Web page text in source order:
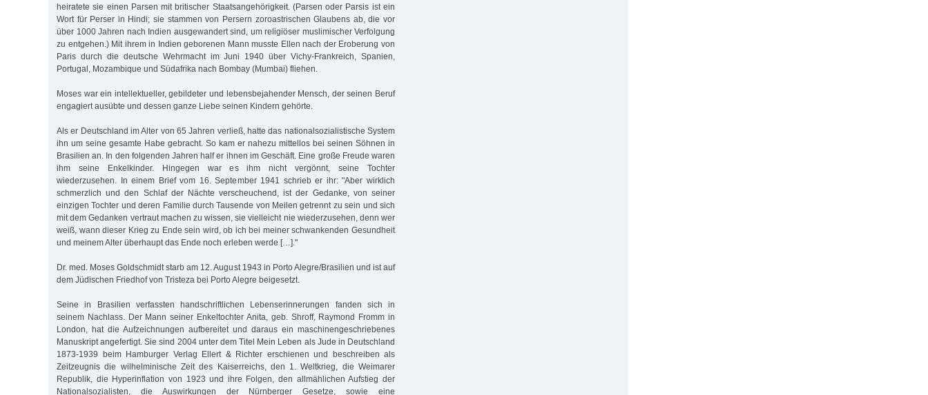
heiratete sie einen Parsen mit britischer Staatsangehörigkeit. (Parsen oder Parsis ist ein
Wort für Perser in Hindi; sie stammen von Persern zoroastrischen Glaubens ab, die vor
über 1000 Jahren nach Indien ausgewandert sind, um religiöser muslimischer Verfolgung
zu entgehen.) Mit ihrem in Indien geborenen Mann musste Ellen nach der Eroberung von
Paris durch die deutsche Wehrmacht im Juni 1940 über Vichy-Frankreich, Spanien,
Portugal, Mozambique und Südafrika nach Bombay (Mumbai) fliehen.
Moses war ein intellektueller, gebildeter und lebensbejahender Mensch, der seinen Beruf
engagiert ausübte und dessen ganze Liebe seinen Kindern gehörte.
Als er Deutschland im Alter von 65 Jahren verließ, hatte das nationalsozialistische System
ihn um seine gesamte Habe gebracht. So kam er nahezu mittellos bei seinen Söhnen in
Brasilien an. In den folgenden Jahren half er ihnen im Geschäft. Eine große Freude waren
ihm seine Enkelkinder. Hingegen war es ihm nicht vergönnt, seine Tochter
wiederzusehen. In einem Brief vom 16. September 1941 schrieb er ihr: "Aber wirklich
schmerzlich und den Schlaf der Nächte verscheuchend, ist der Gedanke, von seiner
einzigen Tochter und deren Familie durch Tausende von Meilen getrennt zu sein und sich
mit dem Gedanken vertraut machen zu wissen, sie vielleicht nie wiederzusehen, denn wer
weiß, wann dieser Krieg zu Ende sein wird, ob ich bei meiner schwankenden Gesundheit
und meinem Alter überhaupt das Ende noch erleben werde […]."
Dr. med. Moses Goldschmidt starb am 12. August 1943 in Porto Alegre/Brasilien und ist auf
dem Jüdischen Friedhof von Tristeza bei Porto Alegre beigesetzt.
Seine in Brasilien verfassten handschriftlichen Lebenserinnerungen fanden sich in
seinem Nachlass. Der Mann seiner Enkeltochter Anita, geb. Shroff, Raymond Fromm in
London, hat die Aufzeichnungen aufbereitet und daraus ein maschinengeschriebenes
Manuskript angefertigt. Sie sind 2004 unter dem Titel Mein Leben als Jude in Deutschland
1873-1939 beim Hamburger Verlag Ellert & Richter erschienen und beschreiben als
Zeitzeugnis die wilhelminische Zeit des Kaiserreichs, den 1. Weltkrieg, die Weimarer
Republik, die Hyperinflation von 1923 und ihre Folgen, den allmählichen Aufstieg der
Nationalsozialisten, die Auswirkungen der Nürnberger Gesetze, sowie eine